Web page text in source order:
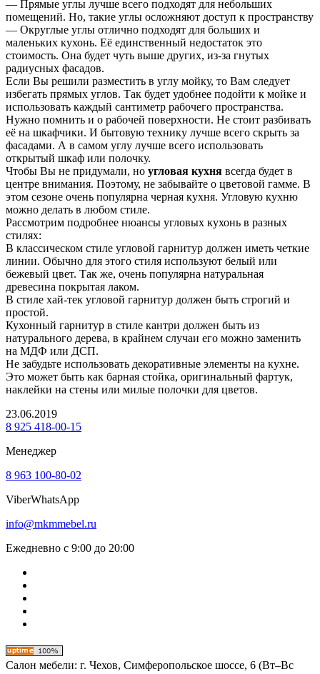
— Прямые углы лучше всего подходят для небольших
помещений. Но, такие углы осложняют доступ к пространству
— Округлые углы отлично подходят для больших и
маленьких кухонь. Её единственный недостаток это
стоимость. Она будет чуть выше других, из-за гнутых
радиусных фасадов.
Если Вы решили разместить в углу мойку, то Вам следует
избегать прямых углов. Так будет удобнее подойти к мойке и
использовать каждый сантиметр рабочего пространства.
Нужно помнить и о рабочей поверхности. Не стоит разбивать
её на шкафчики. И бытовую технику лучше всего скрыть за
фасадами. А в самом углу лучше всего использовать
открытый шкаф или полочку.
Чтобы Вы не придумали, но угловая кухня всегда будет в
центре внимания. Поэтому, не забывайте о цветовой гамме. В
этом сезоне очень популярна черная кухня. Угловую кухню
можно делать в любом стиле.
Рассмотрим подробнее нюансы угловых кухонь в разных
стилях:
В классическом стиле угловой гарнитур должен иметь четкие
линии. Обычно для этого стиля используют белый или
бежевый цвет. Так же, очень популярна натуральная
древесина покрытая лаком.
В стиле хай-тек угловой гарнитур должен быть строгий и
простой.
Кухонный гарнитур в стиле кантри должен быть из
натурального дерева, в крайнем случаи его можно заменить
на МДФ или ДСП.
Не забудьте использовать декоративные элементы на кухне.
Это может быть как барная стойка, оригинальный фартук,
наклейки на стены или милые полочки для цветов.
23.06.2019
8 925 418-00-15
Менеджер
8 963 100-80-02
ViberWhatsApp
info@mkmmebel.ru
Ежедневно с 9:00 до 20:00
Салон мебели: г. Чехов, Симферопольское шоссе, 6 (Вт–Вс